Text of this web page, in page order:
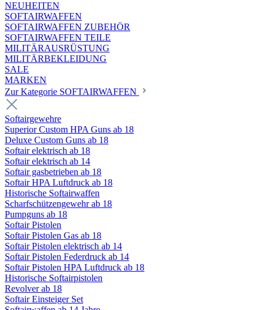
NEUHEITEN
SOFTAIRWAFFEN
SOFTAIRWAFFEN ZUBEHÖR
SOFTAIRWAFFEN TEILE
MILITÄRAUSRÜSTUNG
MILITÄRBEKLEIDUNG
SALE
MARKEN
Zur Kategorie SOFTAIRWAFFEN
Softairgewehre
Superior Custom HPA Guns ab 18
Deluxe Custom Guns ab 18
Softair elektrisch ab 18
Softair elektrisch ab 14
Softair gasbetrieben ab 18
Softair HPA Luftdruck ab 18
Historische Softairwaffen
Scharfschützengewehr ab 18
Pumpguns ab 18
Softair Pistolen
Softair Pistolen Gas ab 18
Softair Pistolen elektrisch ab 14
Softair Pistolen Federdruck ab 14
Softair Pistolen HPA Luftdruck ab 18
Historische Softairpistolen
Revolver ab 18
Softair Einsteiger Set